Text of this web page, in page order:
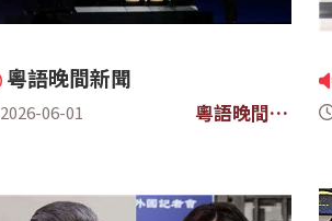
粵語晚間新聞
2026-06-01
粵語晚間新